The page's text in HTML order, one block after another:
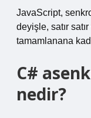
JavaScript,
deyişle, satır
tamamlanana
C#
nedir?